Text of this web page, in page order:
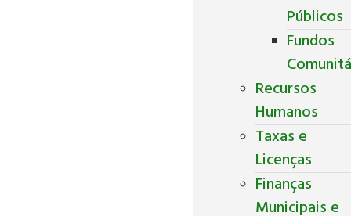
Públicos
Fundos
Recursos
Humanos
Taxas e
Licenças
Finanças
Municipais e